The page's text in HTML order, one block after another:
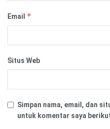
Email *
Situs Web
Simpan nama, email, dan
untuk komentar saya